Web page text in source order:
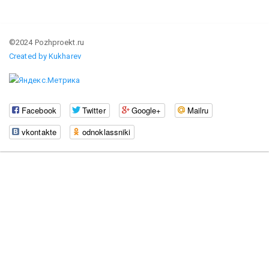
©2024 Pozhproekt.ru
Created by Kukharev
Facebook Twitter Google+
Mailru
vkontakte
odnoklassniki